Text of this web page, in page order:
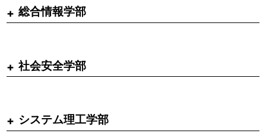
総合情報学部
社会安全学部
システム理工学部